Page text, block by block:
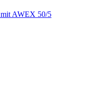
mit AWEX 50/5